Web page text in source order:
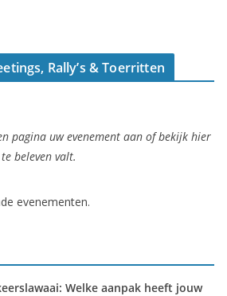
Rally’s & Toerritten
pagina uw evenement aan of bekijk hier
beleven valt.
evenementen.
Welke aanpak heeft jouw